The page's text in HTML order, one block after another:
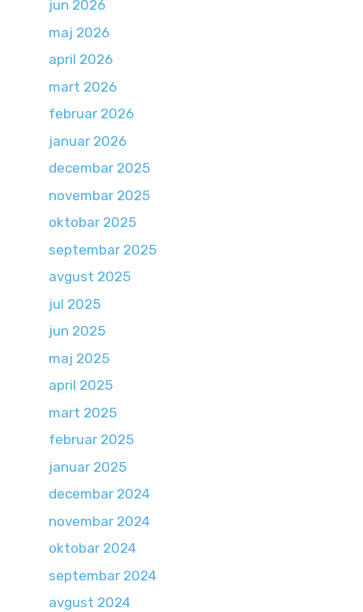
jun 2026
maj 2026
april 2026
mart 2026
februar 2026
januar 2026
decembar 2025
novembar 2025
oktobar 2025
septembar 2025
avgust 2025
jul 2025
jun 2025
maj 2025
april 2025
mart 2025
februar 2025
januar 2025
decembar 2024
novembar 2024
oktobar 2024
septembar 2024
avgust 2024